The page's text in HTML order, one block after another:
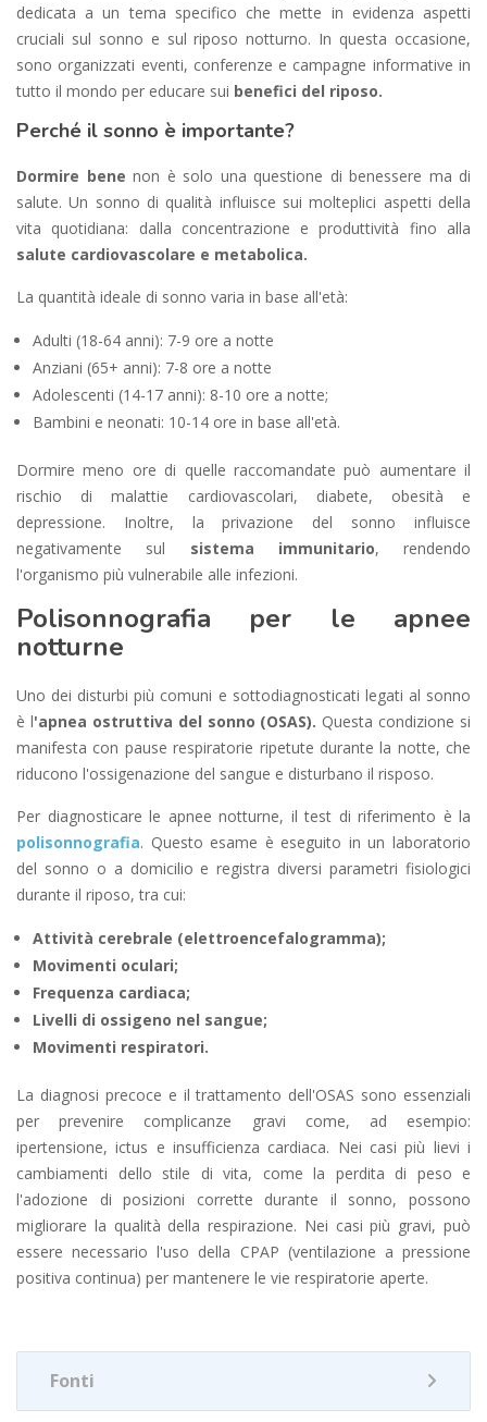
dedicata a un tema specifico che mette in evidenza aspetti
cruciali sul sonno e sul riposo notturno. In questa occasione,
sono organizzati eventi, conferenze e campagne informative in
tutto il mondo per educare sui benefici del riposo.
Perché il sonno è importante?
Dormire bene non è solo una questione di benessere ma di
salute. Un sonno di qualità influisce sui molteplici aspetti della
vita quotidiana: dalla concentrazione e produttività fino alla
salute cardiovascolare e metabolica.
La quantità ideale di sonno varia in base all'età:
Adulti (18-64 anni): 7-9 ore a notte
Anziani (65+ anni): 7-8 ore a notte
Adolescenti (14-17 anni): 8-10 ore a notte;
Bambini e neonati: 10-14 ore in base all'età.
Dormire meno ore di quelle raccomandate può aumentare il
rischio di malattie cardiovascolari, diabete, obesità e
depressione. Inoltre, la privazione del sonno influisce
negativamente sul sistema immunitario, rendendo
l'organismo più vulnerabile alle infezioni.
Polisonnografia per le apnee
notturne
Uno dei disturbi più comuni e sottodiagnosticati legati al sonno
è l'apnea ostruttiva del sonno (OSAS). Questa condizione si
manifesta con pause respiratorie ripetute durante la notte, che
riducono l'ossigenazione del sangue e disturbano il risposo.
Per diagnosticare le apnee notturne, il test di riferimento è la
polisonnografia. Questo esame è eseguito in un laboratorio
del sonno o a domicilio e registra diversi parametri fisiologici
durante il riposo, tra cui:
Attività cerebrale (elettroencefalogramma);
Movimenti oculari;
Frequenza cardiaca;
Livelli di ossigeno nel sangue;
Movimenti respiratori.
La diagnosi precoce e il trattamento dell'OSAS sono essenziali
per prevenire complicanze gravi come, ad esempio:
ipertensione, ictus e insufficienza cardiaca. Nei casi più lievi i
cambiamenti dello stile di vita, come la perdita di peso e
l'adozione di posizioni corrette durante il sonno, possono
migliorare la qualità della respirazione. Nei casi più gravi, può
essere necessario l'uso della CPAP (ventilazione a pressione
positiva continua) per mantenere le vie respiratorie aperte.
Fonti